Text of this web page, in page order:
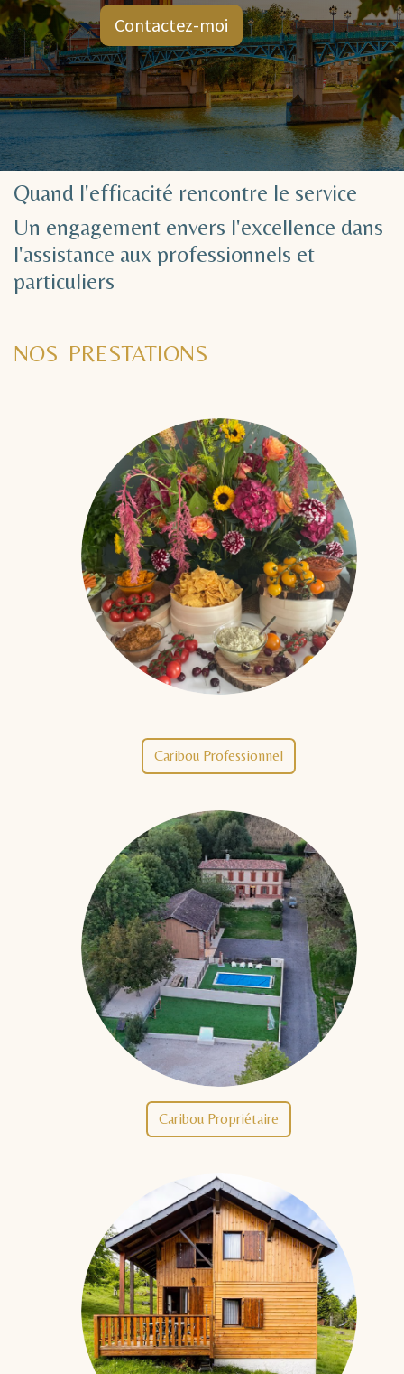
Contactez-moi
NOS PRESTATIONS
Caribou Professionnel​​​​
Caribou Propriétaire
Quand l'efficacité rencontre le service
Un engagement envers l'excellence dans
l'assistance aux professionnels et
particuliers